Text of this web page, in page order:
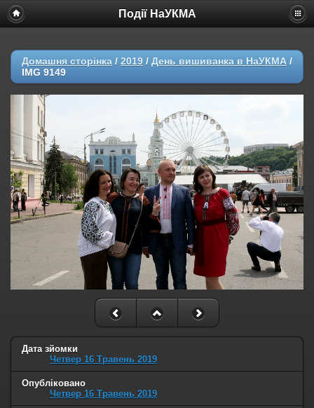
Події НаУКМА
Домашня сторінка / 2019 / День вишиванка в НаУКМА /
IMG 9149
Дата зйомки
Четвер 16 Травень 2019
Опубліковано
Четвер 16 Травень 2019